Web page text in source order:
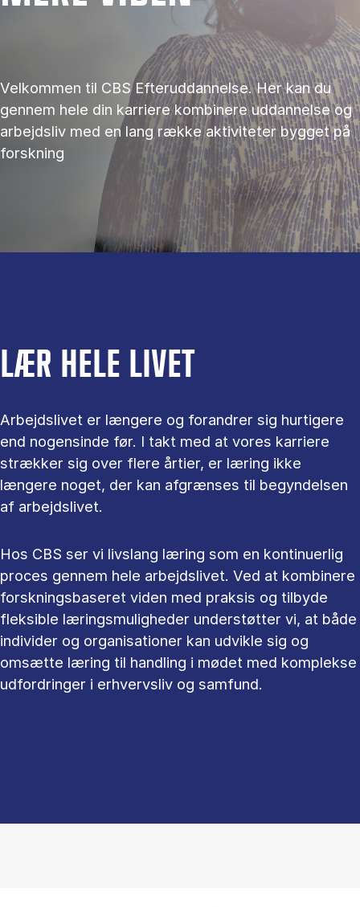
Velkommen til CBS Efteruddannelse. Her kan du
gennem hele din karriere kombinere uddannelse og
arbejdsliv med en lang række aktiviteter bygget på
forskning
LÆR HELE LIVET
Arbejdslivet er længere og forandrer sig hurtigere
end nogensinde før. I takt med at vores karriere
strækker sig over flere årtier, er læring ikke
længere noget, der kan afgrænses til begyndelsen
af arbejdslivet.
Hos CBS ser vi livslang læring som en kontinuerlig
proces gennem hele arbejdslivet. Ved at kombinere
forskningsbaseret viden med praksis og tilbyde
fleksible læringsmuligheder understøtter vi, at både
individer og organisationer kan udvikle sig og
omsætte læring til handling i mødet med komplekse
udfordringer i erhvervsliv og samfund.